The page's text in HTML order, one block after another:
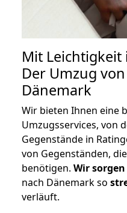
Mit
Der Umzug
Dänemark
Wir bieten Ihnen eine
Umzugsservices, von
Gegenstände in
von Gegenständen,
benötigen. Wir
nach Dänemark so
verläuft.